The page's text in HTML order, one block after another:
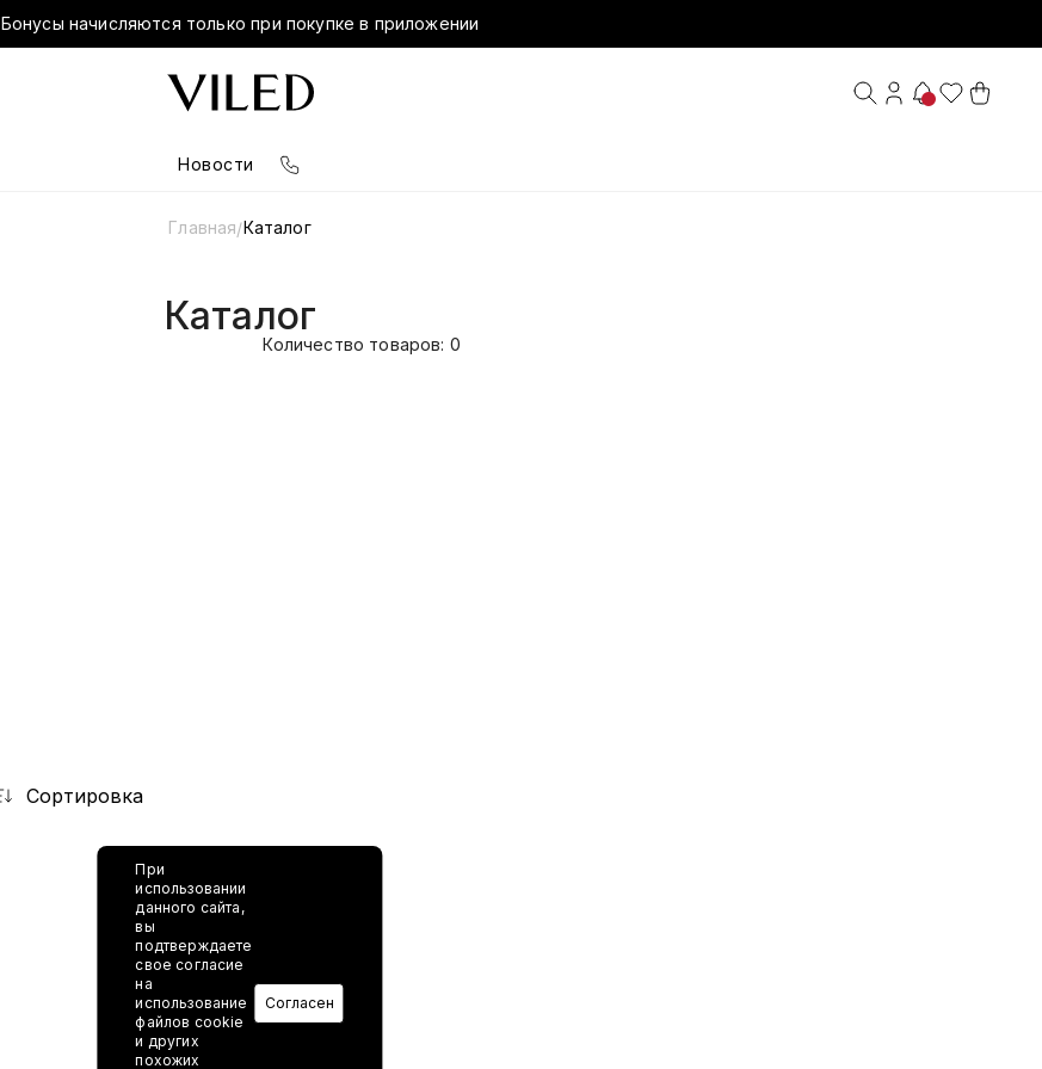
Бонусы начисляются только при покупке в приложении
Новости
Главная/Каталог
Каталог
Сортировка
Количество товаров: 0
При
использовании
данного сайта,
вы
подтверждаете
свое согласие
на
использование
файлов cookie
и других
похожих
Согласен